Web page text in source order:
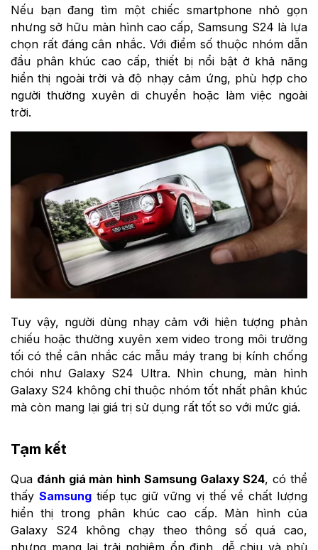
Nếu bạn đang tìm một chiếc smartphone nhỏ gọn
nhưng sở hữu màn hình cao cấp, Samsung S24 là lựa
chọn rất đáng cân nhắc. Với điểm số thuộc nhóm dẫn
đầu phân khúc cao cấp, thiết bị nổi bật ở khả năng
hiển thị ngoài trời và độ nhạy cảm ứng, phù hợp cho
người thường xuyên di chuyển hoặc làm việc ngoài
trời.
Tuy vậy, người dùng nhạy cảm với hiện tượng phản
chiếu hoặc thường xuyên xem video trong môi trường
tối có thể cân nhắc các mẫu máy trang bị kính chống
chói như Galaxy S24 Ultra. Nhìn chung, màn hình
Galaxy S24 không chỉ thuộc nhóm tốt nhất phân khúc
mà còn mang lại giá trị sử dụng rất tốt so với mức giá.
Tạm kết
Qua đánh giá màn hình Samsung Galaxy S24, có thể
thấy Samsungtiếp tục giữ vững vị thế về chất lượng
hiển thị trong phân khúc cao cấp. Màn hình của
Galaxy S24 không chạy theo thông số quá cao,
nhưng mang lại trải nghiệm ổn định, dễ chịu và phù